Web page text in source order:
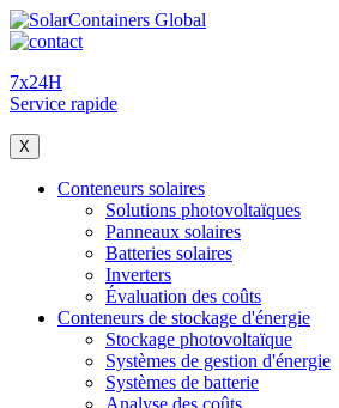
7x24H
Service rapide
X
Conteneurs solaires
Solutions photovoltaïques
Panneaux solaires
Batteries solaires
Inverters
Évaluation des coûts
Conteneurs de stockage d'énergie
Stockage photovoltaïque
Systèmes de gestion d'énergie
Systèmes de batterie
Analyse des coûts